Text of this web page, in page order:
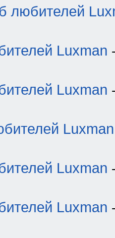
любителей
Luxman
Luxman
Luxman
Luxman
Luxman